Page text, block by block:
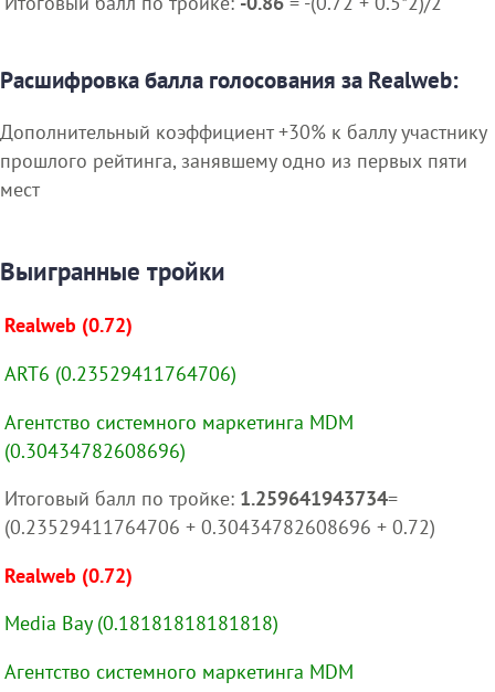
Расшифровка балла голосования за Realweb:
Дополнительный коэффициент +30% к баллу участнику
прошлого рейтинга, занявшему одно из первых пяти
мест
Выигранные тройки
Realweb (0.72)
ART6 (0.23529411764706)
Агентство системного маркетинга MDM
(0.30434782608696)
Итоговый балл по тройке: 1.259641943734=
(0.23529411764706 + 0.30434782608696 + 0.72)
Realweb (0.72)
Media Bay (0.18181818181818)
Агентство системного маркетинга MDM